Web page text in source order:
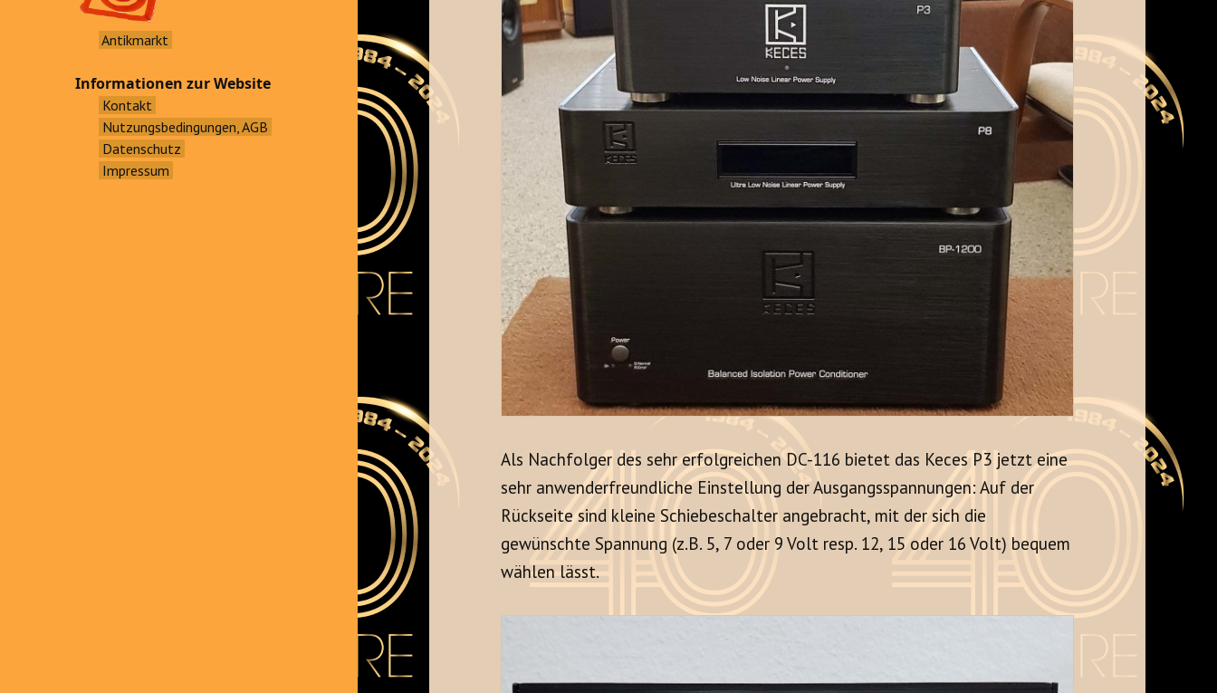
Antikmarkt
Informationen zur Website
Kontakt
Nutzungsbedingungen, AGB
Datenschutz
Impressum
Als Nachfolger des sehr erfolgreichen DC-116 bietet das Keces P3 jetzt eine
sehr anwenderfreundliche Einstellung der Ausgangsspannungen: Auf der
Rückseite sind kleine Schiebeschalter angebracht, mit der sich die
gewünschte Spannung (z.B. 5, 7 oder 9 Volt resp. 12, 15 oder 16 Volt) bequem
wählen lässt.